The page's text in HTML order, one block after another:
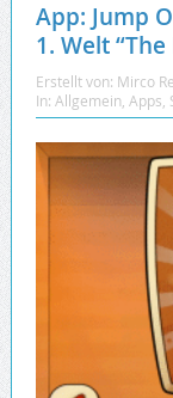
App: Jump
1. Welt “The
Erstellt von: Mirco
In: Allgemein, Apps,